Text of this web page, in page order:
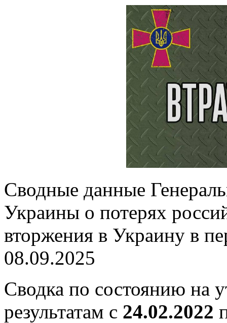
Сводные данные
Украины о потерях
вторжения в Украину в
08.09.2025
Сводка по состоянию на
результатам с 24.02.2022